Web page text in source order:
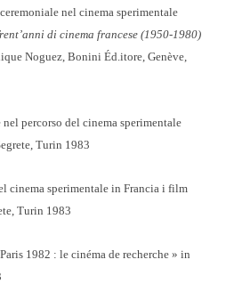
nel cinema sperimentale
di cinema francese (1950-1980)
Noguez, Bonini Éd.itore, Genève,
percorso del cinema sperimentale
Turin 1983
cinema sperimentale in Francia i film
Turin 1983
1982 : le cinéma de recherche » in